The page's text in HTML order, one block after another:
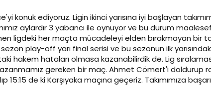
konuk ediyoruz. Ligin ikinci yarısına iyi başlayan
aylardır 3 yabancı ile oynuyor ve bu durum
ligdeki her maçta mücadeleyi elden bırakmayan bir
play-off yarı final serisi ve bu sezonun ilk
hakem hataları olmasa kazanabilirdik de. Lig
gereken bir maç. Ahmet Cömert'i doldurup
15:15 de ki Karşıyaka maçına geçeriz. Takımımıza